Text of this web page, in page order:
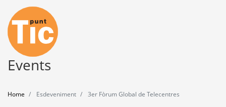
Home
Punt TIC
News
Events
Home Esdeveniment 3er Fòrum Global de Telecentres